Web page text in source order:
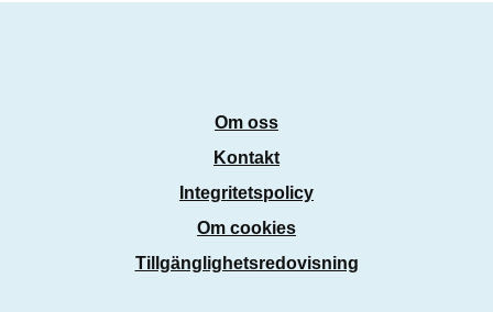
Om oss
Kontakt
Integritetspolicy
Om cookies
Tillgänglighetsredovisning